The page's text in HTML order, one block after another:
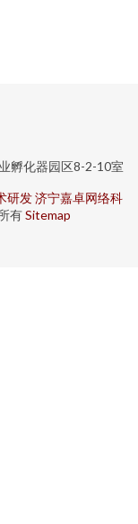
孵化器园区8-2-10室
研发济宁嘉卓网络科
有Sitemap